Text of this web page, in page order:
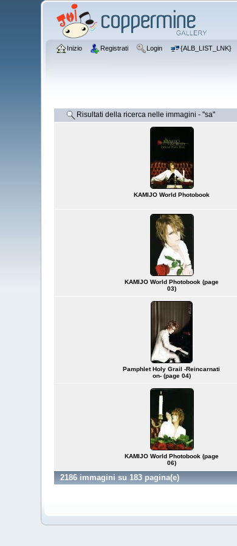
Inizio Registrati Login {ALB_LIST_LNK}
Risultati della ricerca nelle immagini - "sa"
KAMIJO World Photobook
KAMIJO World Photobook (page
03)
Pamphlet Holy Grail -Reincarnati
on- (page 04)
KAMIJO World Photobook (page
06)
2186 immagini su 183 pagina(e)